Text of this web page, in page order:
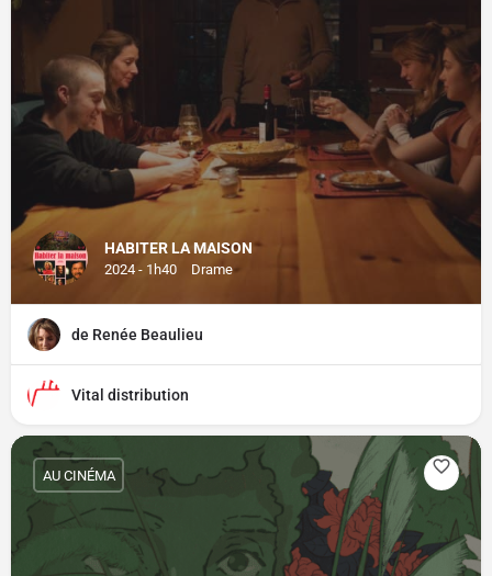
HABITER LA MAISON
2024 - 1h40 Drame
de Renée Beaulieu
Vital distribution
AU CINÉMA